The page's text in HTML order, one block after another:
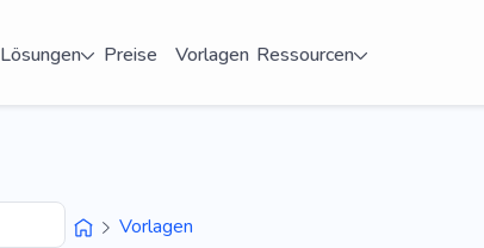
Lösungen Preise Vorlagen Ressourcen
Vorlagen